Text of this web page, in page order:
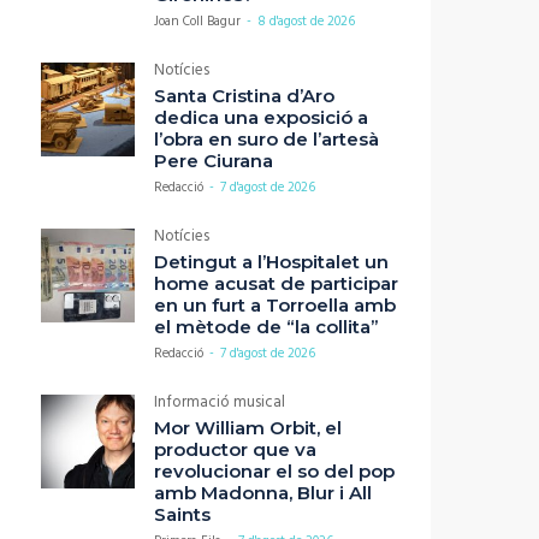
Joan Coll Bagur - 8 d'agost de 2026
Notícies
Santa Cristina d’Aro
dedica una exposició a
l’obra en suro de l’artesà
Pere Ciurana
Redacció - 7 d'agost de 2026
Notícies
Detingut a l’Hospitalet un
home acusat de participar
en un furt a Torroella amb
el mètode de “la collita”
Redacció - 7 d'agost de 2026
Informació musical
Mor William Orbit, el
productor que va
revolucionar el so del pop
amb Madonna, Blur i All
Saints